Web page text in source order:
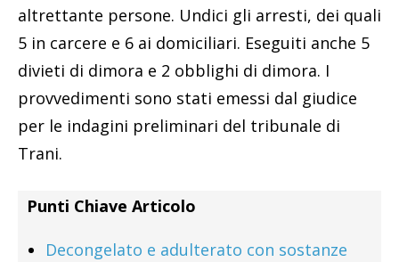
altrettante persone. Undici gli arresti, dei quali
5 in carcere e 6 ai domiciliari. Eseguiti anche 5
divieti di dimora e 2 obblighi di dimora. I
provvedimenti sono stati emessi dal giudice
per le indagini preliminari del tribunale di
Trani.
Punti Chiave Articolo
Decongelato e adulterato con sostanze